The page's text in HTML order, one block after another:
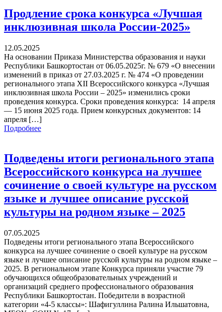
Продление срока конкурса «Лучшая
инклюзивная школа России-2025»
12.05.2025
На основании Приказа Министерства образования и науки
Республики Башкортостан от 06.05.2025г. № 679 «О внесении
изменений в приказ от 27.03.2025 г. № 474 «О проведении
регионального этапа XII Всероссийского конкурса «Лучшая
инклюзивная школа России – 2025» изменились сроки
проведения конкурса. Сроки проведения конкурса: 14 апреля
— 15 июня 2025 года. Прием конкурсных документов: 14
апреля […]
Подробнее
Подведены итоги регионального этапа
Всероссийского конкурса на лучшее
сочинение о своей культуре на русском
языке и лучшее описание русской
культуры на родном языке – 2025
07.05.2025
Подведены итоги регионального этапа Всероссийского
конкурса на лучшее сочинение о своей культуре на русском
языке и лучшее описание русской культуры на родном языке –
2025. В региональном этапе Конкурса приняли участие 79
обучающихся общеобразовательных учреждений и
организаций среднего профессионального образования
Республики Башкортостан. Победители в возрастной
категории «4-5 классы»: Шафигуллина Ралина Ильшатовна,